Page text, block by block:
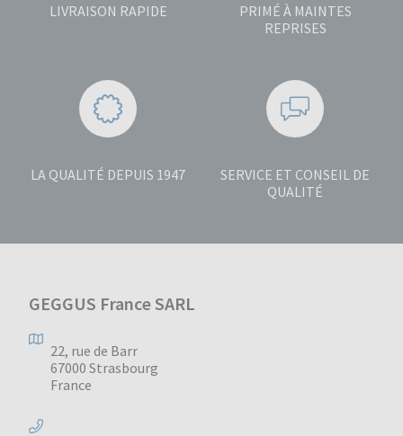
LIVRAISON RAPIDE
PRIMÉ À MAINTES
REPRISES
LA QUALITÉ DEPUIS 1947
SERVICE ET CONSEIL DE
QUALITÉ
GEGGUS France SARL
22, rue de Barr
67000 Strasbourg
France